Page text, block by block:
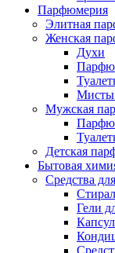
Парфюмерия
Элитная
Женская
Духи
Мисты
Мужская
Детская
Бытовая
Средства
Гели